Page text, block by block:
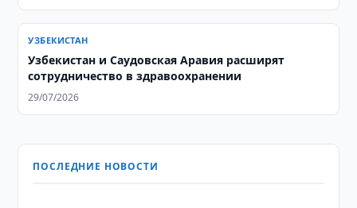
УЗБЕКИСТАН
Узбекистан и Саудовская Аравия расширят
сотрудничество в здравоохранении
29/07/2026
ПОСЛЕДНИЕ НОВОСТИ